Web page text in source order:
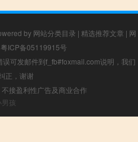
by 网站分类目录 | 精选推荐文章 | 网
粤ICP备05119915号
可发邮件到f_fb#foxmail.com说明，我们
正，谢谢
接盈利性广告及商业合作
男孩